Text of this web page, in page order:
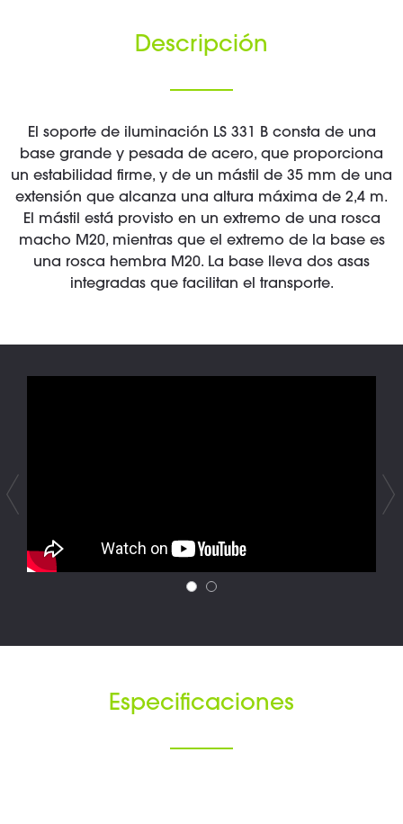
Descripción
El soporte de iluminación LS 331 B consta de una
base grande y pesada de acero, que proporciona
un estabilidad firme, y de un mástil de 35 mm de una
extensión que alcanza una altura máxima de 2,4 m.
El mástil está provisto en un extremo de una rosca
macho M20, mientras que el extremo de la base es
una rosca hembra M20. La base lleva dos asas
integradas que facilitan el transporte.
Especificaciones